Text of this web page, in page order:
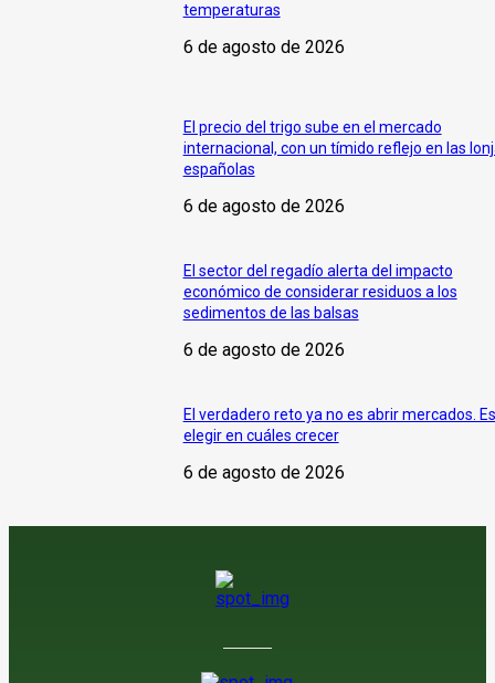
temperaturas
6 de agosto de 2026
El precio del trigo sube en el mercado
internacional, con un tímido reflejo en las
españolas
6 de agosto de 2026
El sector del regadío alerta del impacto
económico de considerar residuos a los
sedimentos de las balsas
6 de agosto de 2026
El verdadero reto ya no es abrir mercados. Es
elegir en cuáles crecer
6 de agosto de 2026